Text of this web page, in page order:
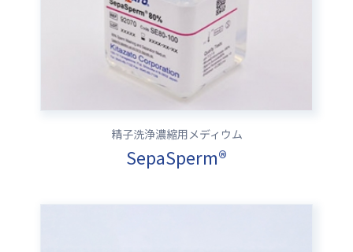
精子洗浄濃縮用メディウム
SepaSperm®